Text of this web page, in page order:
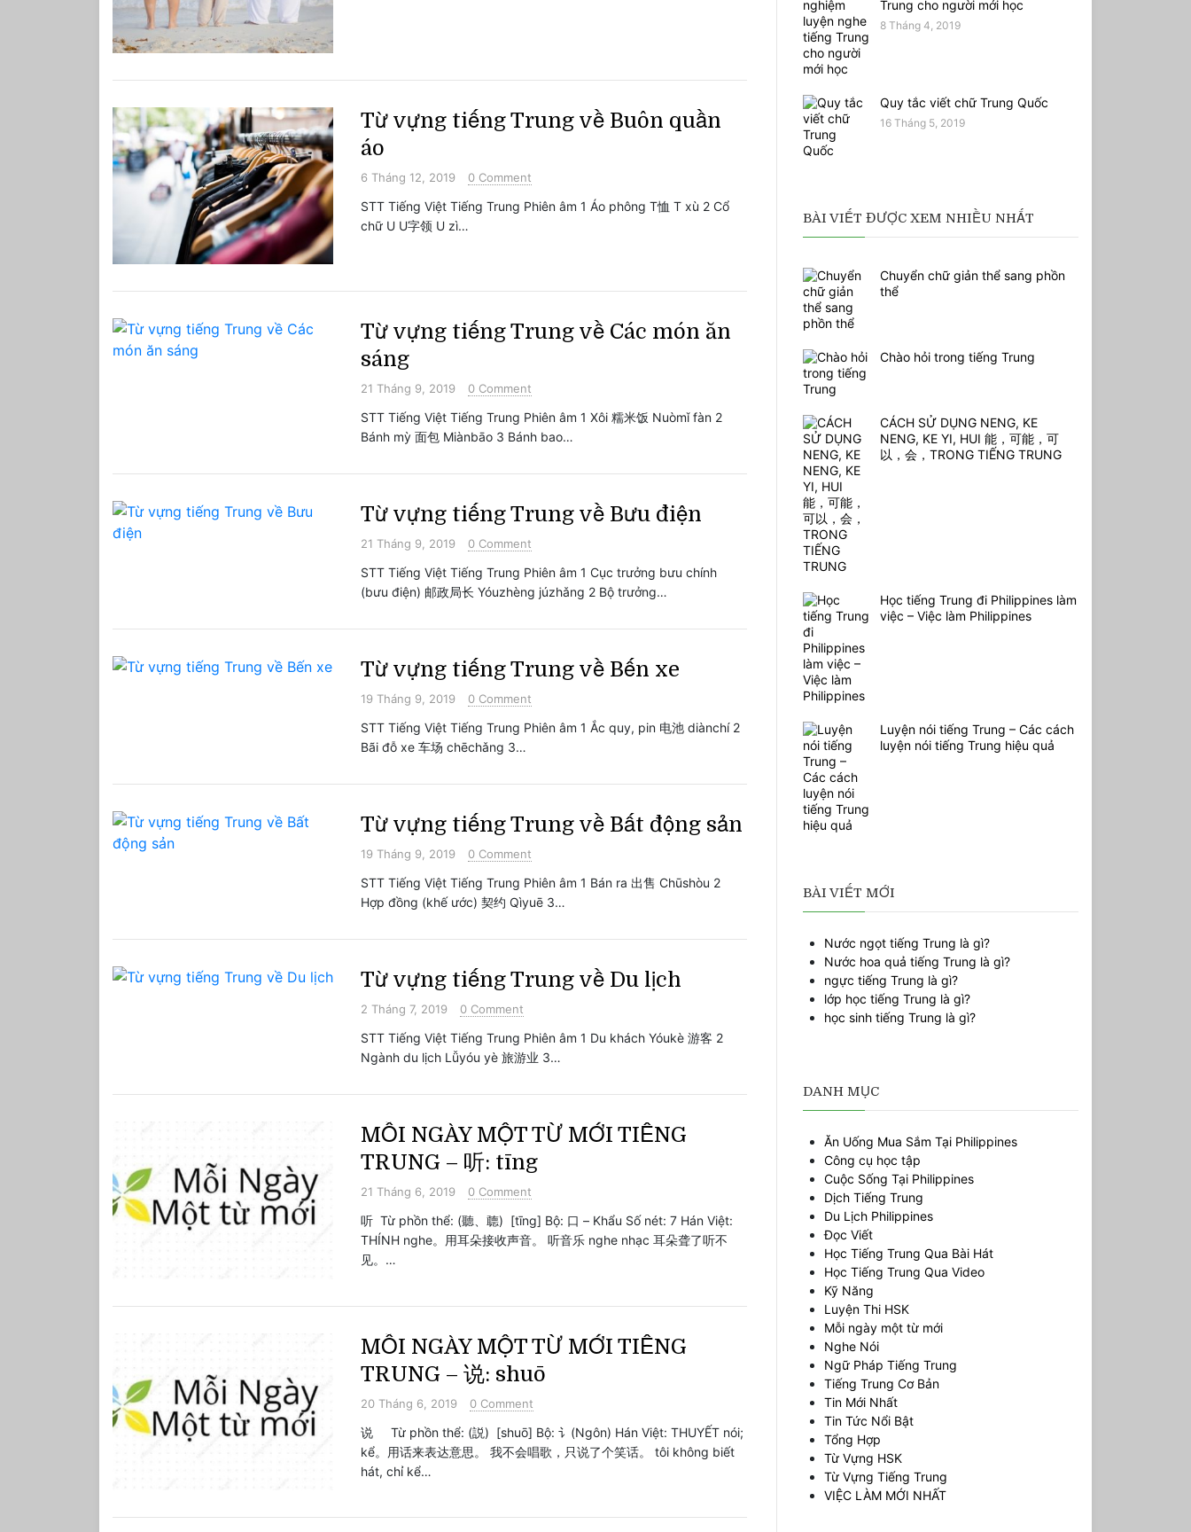
Từ vựng tiếng Trung về Buôn quần
áo
6 Tháng 12, 2019 0 Comment
STT Tiếng Việt Tiếng Trung Phiên âm 1 Áo phông T恤 T xù 2 Cổ
chữ U U字领 U zì…
Từ vựng tiếng Trung về Các món ăn
sáng
21 Tháng 9, 2019 0 Comment
STT Tiếng Việt Tiếng Trung Phiên âm 1 Xôi 糯米饭 Nuòmǐ fàn 2
Bánh mỳ 面包 Miànbāo 3 Bánh bao…
Từ vựng tiếng Trung về Bưu điện
21 Tháng 9, 2019 0 Comment
STT Tiếng Việt Tiếng Trung Phiên âm 1 Cục trưởng bưu chính
(bưu điện) 邮政局长 Yóuzhèng júzhǎng 2 Bộ trưởng…
Từ vựng tiếng Trung về Bến xe
19 Tháng 9, 2019 0 Comment
STT Tiếng Việt Tiếng Trung Phiên âm 1 Ắc quy, pin 电池 diànchí 2
Bãi đỗ xe 车场 chēchǎng 3…
Từ vựng tiếng Trung về Bất động sản
19 Tháng 9, 2019 0 Comment
STT Tiếng Việt Tiếng Trung Phiên âm 1 Bán ra 出售 Chūshòu 2
Hợp đồng (khế ước) 契约 Qìyuē 3…
Từ vựng tiếng Trung về Du lịch
2 Tháng 7, 2019 0 Comment
STT Tiếng Việt Tiếng Trung Phiên âm 1 Du khách Yóukè 游客 2
Ngành du lịch Lǚyóu yè 旅游业 3…
MỖI NGÀY MỘT TỪ MỚI TIẾNG
TRUNG – 听: tīng
21 Tháng 6, 2019 0 Comment
听 Từ phồn thể: (聽、聼) [tīng] Bộ: 口 – Khẩu Số nét: 7 Hán Việt:
THÍNH nghe。用耳朵接收声音。 听音乐 nghe nhạc 耳朵聋了听不
见。…
MỖI NGÀY MỘT TỪ MỚI TIẾNG
TRUNG – 说: shuō
20 Tháng 6, 2019 0 Comment
说 Từ phồn thể: (説) [shuō] Bộ: 讠(Ngôn) Hán Việt: THUYẾT nói;
kể。用话来表达意思。 我不会唱歌，只说了个笑话。 tôi không biết
hát, chỉ kể…
Trung cho người mới học
8 Tháng 4, 2019
Quy tắc viết chữ Trung Quốc
16 Tháng 5, 2019
BÀI VIẾT ĐƯỢC XEM NHIỀU NHẤT
Chuyển chữ giản thể sang phồn
thể
Chào hỏi trong tiếng Trung
CÁCH SỬ DỤNG NENG, KE
NENG, KE YI, HUI 能，可能，可
以，会，TRONG TIẾNG TRUNG
Học tiếng Trung đi Philippines làm
việc – Việc làm Philippines
Luyện nói tiếng Trung – Các cách
luyện nói tiếng Trung hiệu quả
BÀI VIẾT MỚI
Nước ngọt tiếng Trung là gì?
Nước hoa quả tiếng Trung là gì?
ngực tiếng Trung là gì?
lớp học tiếng Trung là gì?
học sinh tiếng Trung là gì?
DANH MỤC
Ăn Uống Mua Sắm Tại Philippines
Công cụ học tập
Cuộc Sống Tại Philippines
Dịch Tiếng Trung
Du Lịch Philippines
Đọc Viết
Học Tiếng Trung Qua Bài Hát
Học Tiếng Trung Qua Video
Kỹ Năng
Luyện Thi HSK
Mỗi ngày một từ mới
Nghe Nói
Ngữ Pháp Tiếng Trung
Tiếng Trung Cơ Bản
Tin Mới Nhất
Tin Tức Nổi Bật
Tổng Hợp
Từ Vựng HSK
Từ Vựng Tiếng Trung
VIỆC LÀM MỚI NHẤT